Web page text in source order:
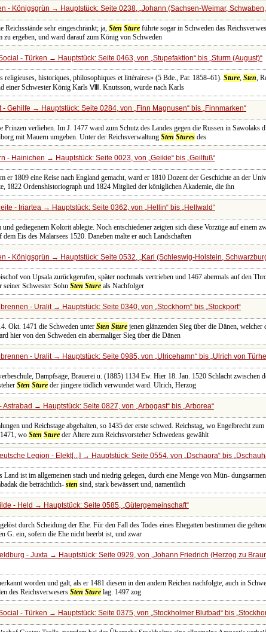
- Königsgrün → Hauptstück: Seite 0238, Johann (Sachsen-Weimar,
Reichsstände sehr eingeschränkt; ja,Sten Sture führte sogar in Schweden das
zu ergeben, und ward darauf zum König von Schweden
- Türken → Hauptstück: Seite 0463, von Stupefaktion bis Sturm (August)
religieuses, historiques, philosophiques et littéraires» (5 Bde., Par. 1858‒61).Sture,Sten,
einer Schwester König Karls Ⅷ. Knutsson, wurde nach Karls
Gehilfe → Hauptstück: Seite 0284, von Finn Magnusen bis Finnmarken
Prinzen verliehen. Im J. 1477 ward zum Schutz des Landes gegen die Russen in Sawolaks
mit Mauern umgeben. Unter der ReichsverwaltungSten Stures des
- Hainichen → Hauptstück: Seite 0023, von Geikie bis Geilfuß
er 1809 eine Reise nach England gemacht, ward er 1810 Dozent der Geschichte an der
1822 Ordenshistoriograph und 1824 Mitglied der königlichen Akademie, die ihn
- Iriartea → Hauptstück: Seite 0362, von Hellin bis Hellwald
und gediegenem Kolorit ablegte. Noch entschiedener zeigten sich diese Vorzüge auf einem
dem Eis des Mälarsees 1520. Daneben malte er auch Landschaften
- Königsgrün → Hauptstück: Seite 0532, Karl (Schleswig-Holstein,
von Upsala zurückgerufen, später nochmals vertrieben und 1467 abermals auf den
seiner Schwester SohnSten Sture als Nachfolger
- Uralit → Hauptstück: Seite 0340, von Stockhorn bis Stockport
Okt. 1471 die Schweden unterSten Sture jenen glänzenden Sieg über die Dänen,
hier von den Schweden ein abermaliger Sieg über die Dänen
- Uralit → Hauptstück: Seite 0985, von Ulricehamn bis Ulrich von
Dampfsäge, Brauerei u. (1885) 1134 Ew. Hier 18. Jan. 1520 Schlacht zwischen
Sten Sture der jüngere tödlich verwundet ward. Ulrich, Herzog
Astrabad → Hauptstück: Seite 0827, von Arbogast bis Arborea
und Reichstage abgehalten, so 1435 der erste schwed. Reichstag, wo Engelbrecht
1471, woSten Sture der Ältere zum Reichsvorsteher Schwedens gewählt
Legion - Elekt[...] → Hauptstück: Seite 0554, von Dschaora bis
ist im allgemeinen stach und niedrig gelegen, durch eine Menge von Mün-
die beträchtlich-sten sind, stark bewässert und, namentlich
- Held → Hauptstück: Seite 0585, Gütergemeinschaft
durch Scheidung der Ehe. Für den Fall des Todes eines Ehegatten bestimmen die
G. ein, sofern die Ehe nicht beerbt ist, und zwar
- Juxta → Hauptstück: Seite 0929, von Johann Friedrich (Herzog zu
worden und galt, als er 1481 diesem in den andern Reichen nachfolgte, auch in
des ReichsverwesersSten Sture lag. 1497 zog
- Türken → Hauptstück: Seite 0375, von Stockholmer Blutbad bis